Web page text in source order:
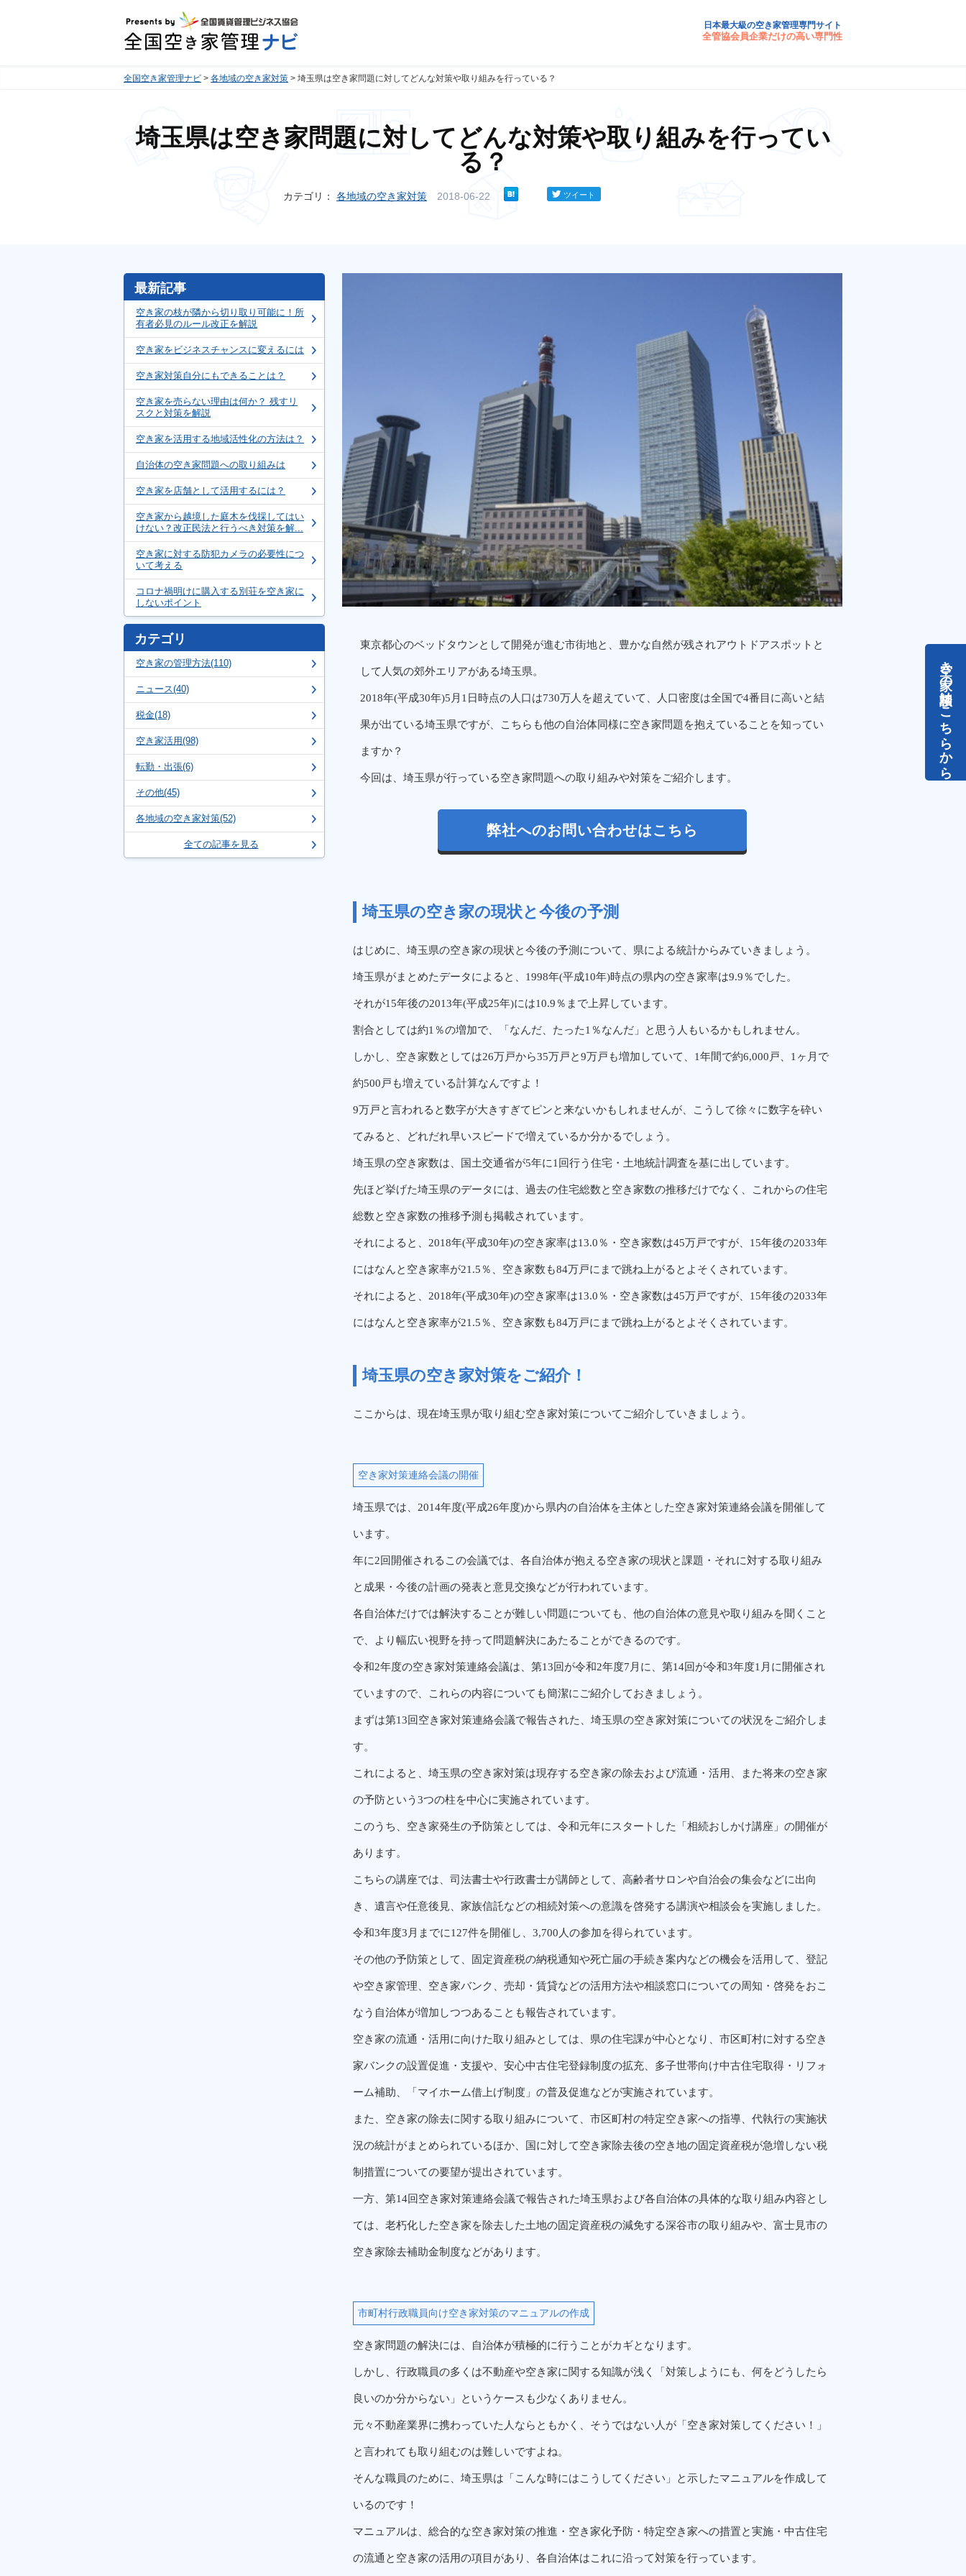
日本最大級の空き家管理専門サイト
全管協会員企業だけの高い専門性
全国空き家管理ナビ 各地域の空き家対策 埼玉県は空き家問題に対してどんな対策や取り組みを行っている？
埼玉県は空き家問題に対してどんな対策や取り組みを行ってい
る？
カテゴリ： 各地域の空き家対策 2018-06-22
東京都心のベッドタウンとして開発が進む市街地と、豊かな自然が残されアウトドアスポットと
して人気の郊外エリアがある埼玉県。
2018年(平成30年)5月1日時点の人口は730万人を超えていて、人口密度は全国で4番目に高いと結
果が出ている埼玉県ですが、こちらも他の自治体同様に空き家問題を抱えていることを知ってい
ますか？
今回は、埼玉県が行っている空き家問題への取り組みや対策をご紹介します。
弊社へのお問い合わせはこちら
埼玉県の空き家の現状と今後の予測
はじめに、埼玉県の空き家の現状と今後の予測について、県による統計からみていきましょう。
埼玉県がまとめたデータによると、1998年(平成10年)時点の県内の空き家率は9.9％でした。
それが15年後の2013年(平成25年)には10.9％まで上昇しています。
割合としては約1％の増加で、「なんだ、たった1％なんだ」と思う人もいるかもしれません。
しかし、空き家数としては26万戸から35万戸と9万戸も増加していて、1年間で約6,000戸、1ヶ月で
約500戸も増えている計算なんですよ！
9万戸と言われると数字が大きすぎてピンと来ないかもしれませんが、こうして徐々に数字を砕い
てみると、どれだれ早いスピードで増えているか分かるでしょう。
埼玉県の空き家数は、国土交通省が5年に1回行う住宅・土地統計調査を基に出しています。
先ほど挙げた埼玉県のデータには、過去の住宅総数と空き家数の推移だけでなく、これからの住宅
総数と空き家数の推移予測も掲載されています。
それによると、2018年(平成30年)の空き家率は13.0％・空き家数は45万戸ですが、15年後の2033年
にはなんと空き家率が21.5％、空き家数も84万戸にまで跳ね上がるとよそくされています。
それによると、2018年(平成30年)の空き家率は13.0％・空き家数は45万戸ですが、15年後の2033年
にはなんと空き家率が21.5％、空き家数も84万戸にまで跳ね上がるとよそくされています。
埼玉県の空き家対策をご紹介！
ここからは、現在埼玉県が取り組む空き家対策についてご紹介していきましょう。
空き家対策連絡会議の開催
埼玉県では、2014年度(平成26年度)から県内の自治体を主体とした空き家対策連絡会議を開催して
います。
年に2回開催されるこの会議では、各自治体が抱える空き家の現状と課題・それに対する取り組み
と成果・今後の計画の発表と意見交換などが行われています。
各自治体だけでは解決することが難しい問題についても、他の自治体の意見や取り組みを聞くこと
で、より幅広い視野を持って問題解決にあたることができるのです。
令和2年度の空き家対策連絡会議は、第13回が令和2年度7月に、第14回が令和3年度1月に開催され
ていますので、これらの内容についても簡潔にご紹介しておきましょう。
まずは第13回空き家対策連絡会議で報告された、埼玉県の空き家対策についての状況をご紹介しま
す。
これによると、埼玉県の空き家対策は現存する空き家の除去および流通・活用、また将来の空き家
の予防という3つの柱を中心に実施されています。
このうち、空き家発生の予防策としては、令和元年にスタートした「相続おしかけ講座」の開催が
あります。
こちらの講座では、司法書士や行政書士が講師として、高齢者サロンや自治会の集会などに出向
き、遺言や任意後見、家族信託などの相続対策への意識を啓発する講演や相談会を実施しました。
令和3年度3月までに127件を開催し、3,700人の参加を得られています。
その他の予防策として、固定資産税の納税通知や死亡届の手続き案内などの機会を活用して、登記
や空き家管理、空き家バンク、売却・賃貸などの活用方法や相談窓口についての周知・啓発をおこ
なう自治体が増加しつつあることも報告されています。
空き家の流通・活用に向けた取り組みとしては、県の住宅課が中心となり、市区町村に対する空き
家バンクの設置促進・支援や、安心中古住宅登録制度の拡充、多子世帯向け中古住宅取得・リフォ
ーム補助、「マイホーム借上げ制度」の普及促進などが実施されています。
また、空き家の除去に関する取り組みについて、市区町村の特定空き家への指導、代執行の実施状
況の統計がまとめられているほか、国に対して空き家除去後の空き地の固定資産税が急増しない税
制措置についての要望が提出されています。
一方、第14回空き家対策連絡会議で報告された埼玉県および各自治体の具体的な取り組み内容とし
ては、老朽化した空き家を除去した土地の固定資産税の減免する深谷市の取り組みや、富士見市の
空き家除去補助金制度などがあります。
市町村行政職員向け空き家対策のマニュアルの作成
空き家問題の解決には、自治体が積極的に行うことがカギとなります。
しかし、行政職員の多くは不動産や空き家に関する知識が浅く「対策しようにも、何をどうしたら
良いのか分からない」というケースも少なくありません。
元々不動産業界に携わっていた人ならともかく、そうではない人が「空き家対策してください！」
と言われても取り組むのは難しいですよね。
そんな職員のために、埼玉県は「こんな時にはこうしてください」と示したマニュアルを作成して
いるのです！
マニュアルは、総合的な空き家対策の推進・空き家化予防・特定空き家への措置と実施・中古住宅
の流通と空き家の活用の項目があり、各自治体はこれに沿って対策を行っています。
最新記事
空き家の枝が隣から切り取り可能に！所
有者必見のルール改正を解説
空き家をビジネスチャンスに変えるには
空き家対策自分にもできることは？
空き家を売らない理由は何か？ 残すリ
スクと対策を解説
空き家を活用する地域活性化の方法は？
自治体の空き家問題への取り組みは
空き家を店舗として活用するには？
空き家から越境した庭木を伐採してはい
けない？改正民法と行うべき対策を解...
空き家に対する防犯カメラの必要性につ
いて考える
コロナ禍明けに購入する別荘を空き家に
しないポイント
カテゴリ
空き家の管理方法(110)
ニュース(40)
税金(18)
空き家活用(98)
転勤・出張(6)
その他(45)
各地域の空き家対策(52)
全ての記事を見る
空き家の相談はこちらから